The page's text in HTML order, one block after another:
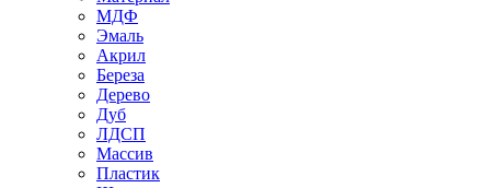
МДФ
Эмаль
Акрил
Береза
Дерево
Дуб
ЛДСП
Массив
Пластик